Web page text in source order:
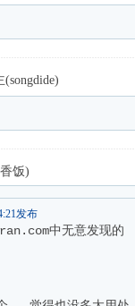
(songdide)
饭)
发布
中无意发现的